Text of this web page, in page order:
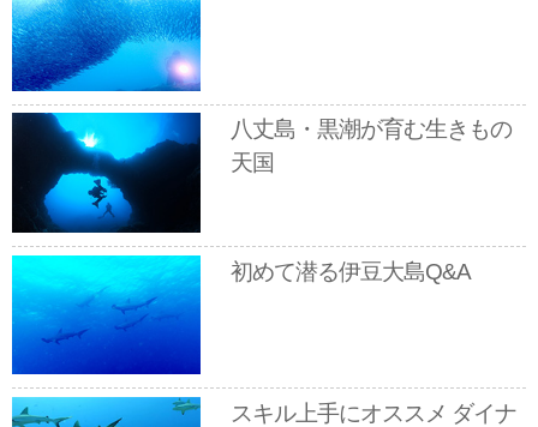
八丈島・黒潮が育む生きもの
天国
初めて潜る伊豆大島Q&A
スキル上手にオススメ ダイナ